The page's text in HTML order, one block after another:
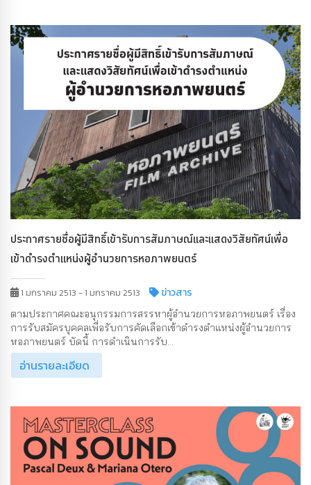
ประกาศรายชื่อผู้มีสิทธิ์เข้ารับการสัมภาษณ์และแสดงวิสัยทัศน์เพื่อ
เข้าดำรงตำแหน่งผู้อำนวยการหอภาพยนตร์
1 มกราคม 2513 - 1 มกราคม 2513 ข่าวสาร
ตามประกาศคณะอนุกรรมการสรรหาผู้อำนวยการหอภาพยนตร์ เรื่อง
การรับสมัครบุคคลเพื่อรับการคัดเลือกเข้าดำรงตำแหน่งผู้อำนวยการ
หอภาพยนตร์ บัดนี้ การดำเนินการรับ...
อ่านรายละเอียด